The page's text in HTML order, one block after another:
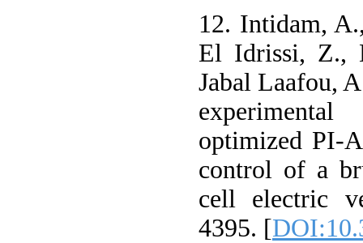
12. Intidam,
El Idrissi, Z.,
Jabal Laafou,
optimized PI-
control of a
cell electric
4395. [